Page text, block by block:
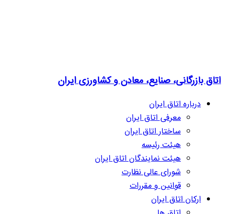
اتاق بازرگانی، صنایع، معادن و کشاورزی ایران
درباره اتاق ایران
معرفی اتاق ایران
ساختار اتاق ایران
هیئت رئیسه
هیئت نمایندگان اتاق ایران
شورای عالی نظارت
قوانین و مقررات
ارکان اتاق ایران